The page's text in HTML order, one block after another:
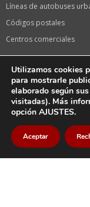
Llegar
Líneas de autobuses
Códigos postales
Centros comerciales
Información de
Calendario laboral
Calendario de festivos
Oficina de turismo
Fiestas de Burgos,
La serie «El CID» de
Tiendas Vodafone
Utilizamos cookies
para mostrarle
elaborado según
visitadas). Más
opción AJUSTES.
Aceptar